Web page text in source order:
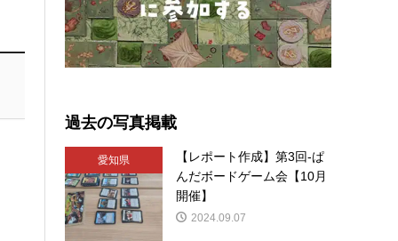
過去の写真掲載
愛知県
【レポート作成】第3回-ぱ
んだボードゲーム会【10月
開催】
2024.09.07